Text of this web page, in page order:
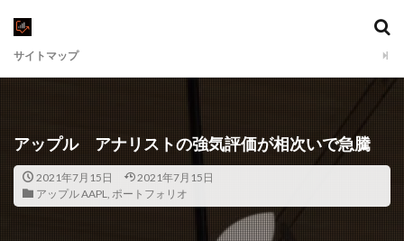
サイトマップ
アップル アナリストの強気評価が相次いで急騰
2021年7月15日
2021年7月15日
アップル AAPL, ポートフォリオ